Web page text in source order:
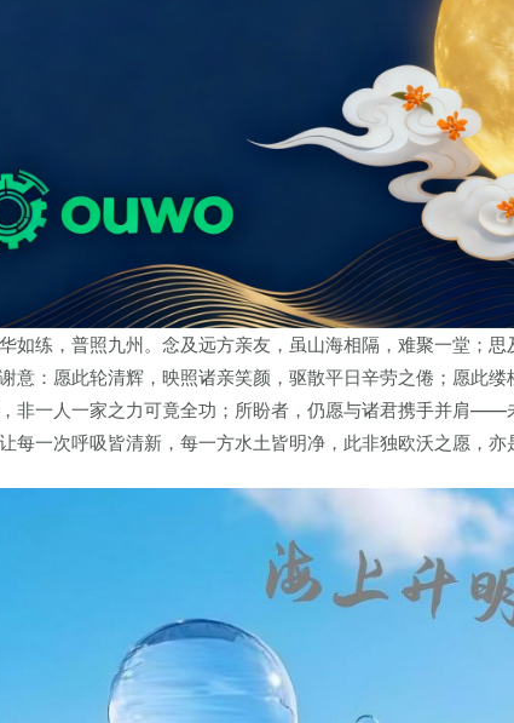
如练，普照九州。念及远方亲友，虽山海相隔，难聚一堂；
意：愿此轮清辉，映照诸亲笑颜，驱散平日辛劳之倦；愿此
非一人一家之力可竟全功；所盼者，仍愿与诸君携手并肩——
每一次呼吸皆清新，每一方水土皆明净，此非独欧沃之愿，亦